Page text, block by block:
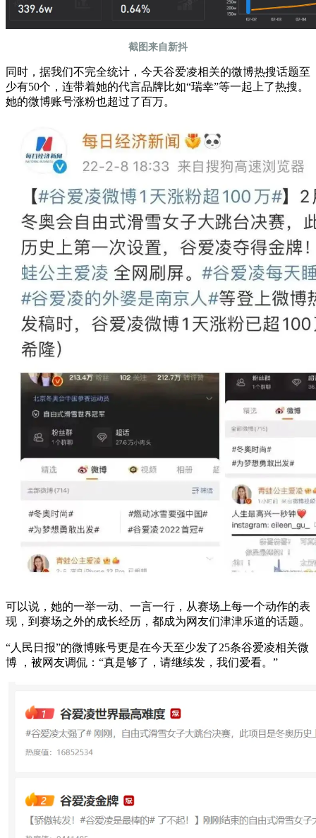
截图来自新抖
同时，据我们不完全统计，今天谷爱凌相关的微博热搜话题至
少有50个，连带着她的代言品牌比如“瑞幸”等一起上了热搜。
她的微博账号涨粉也超过了百万。
可以说，她的一举一动、一言一行，从赛场上每一个动作的表
现，到赛场之外的成长经历，都成为网友们津津乐道的话题。
“人民日报”的微博账号更是在今天至少发了25条谷爱凌相关微
博 ，被网友调侃：“真是够了，请继续发，我们爱看。”